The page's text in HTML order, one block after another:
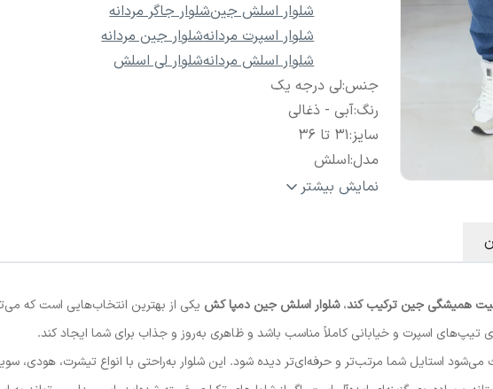
شلوار اسلش جینشلوار جاگر مردانه
شلوار اسپرت مردانهشلوار جین مردانه
شلوار اسلش مردانهشلوار لی اسلش
جنس:لی درجه یک
رنگ:آبی - ذغالی
سایز:31 تا 36
مدل:اسلش
کمر:کش
نمایش بیشتر
همیشگی جین ترکیب کند،شلوار اسلش جین دمپا کش یکی از بهترین انتخاب‌هایی است که
تیپ‌های اسپرت و خیابانی کاملاً مناسب باشد و ظاهری به‌روز و جذاب برای شما ایجاد کند.
می‌شود استایل شما مرتب‌تر و حرفه‌ای‌تر دیده شود. این شلوار به‌راحتی با انواع تیشرت،